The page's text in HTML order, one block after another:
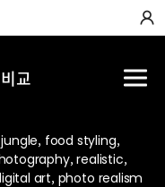
교
food styling,
realistic,
art, photo realism